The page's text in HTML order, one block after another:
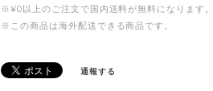
※¥0以上のご注文で国内送料が無料になります。
※この商品は海外配送できる商品です。
通報する